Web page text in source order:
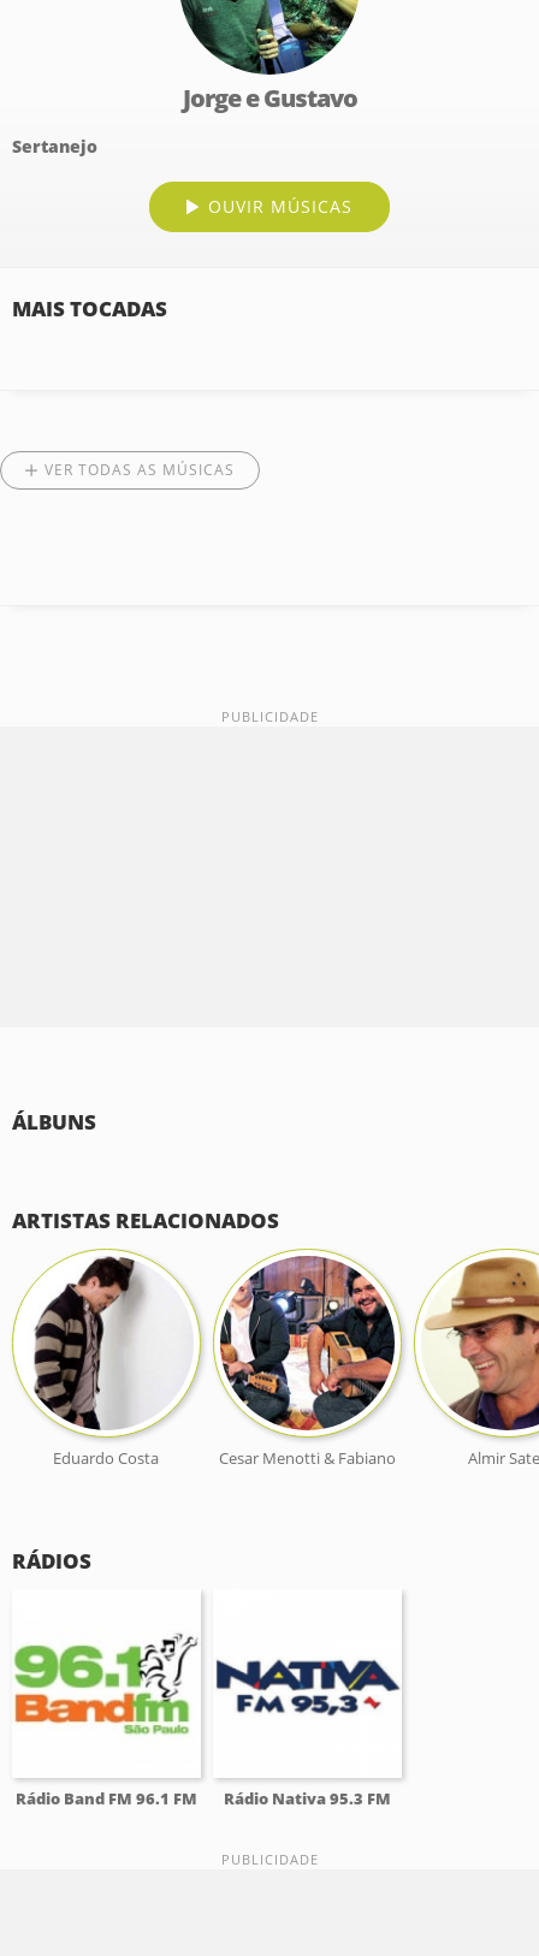
Jorge e Gustavo
Sertanejo
OUVIR MÚSICAS
MAIS TOCADAS
VER TODAS AS MÚSICAS
ÁLBUNS
ARTISTAS RELACIONADOS
Eduardo Costa Cesar Menotti & Fabiano Almir
RÁDIOS
Rádio Band FM 96.1 FM Rádio Nativa 95.3 FM